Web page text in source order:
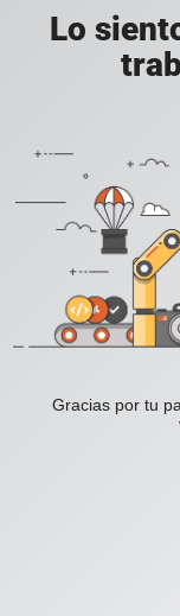
Lo
Gracias por tu